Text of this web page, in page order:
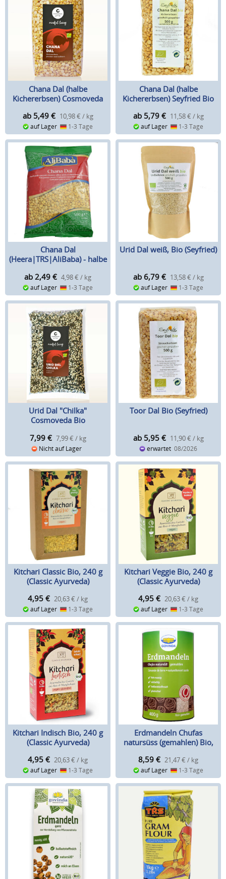
Chana Dal (halbe
Kichererbsen) Cosmoveda
ab 5,49 € 10,98 € / kg
auf Lager 1-3 Tage
Chana Dal (halbe
Kichererbsen) Seyfried Bio
ab 5,79 € 11,58 € / kg
auf Lager 1-3 Tage
Chana Dal
(Heera|TRS|AliBaba) - halbe
ab 2,49 € 4,98 € / kg
auf Lager 1-3 Tage
Urid Dal weiß, Bio (Seyfried)
ab 6,79 € 13,58 € / kg
auf Lager 1-3 Tage
Urid Dal "Chilka"
Cosmoveda Bio
7,99 € 7,99 € / kg
Nicht auf Lager
Toor Dal Bio (Seyfried)
ab 5,95 € 11,90 € / kg
erwartet 08/2026
Kitchari Classic Bio, 240 g
(Classic Ayurveda)
4,95 € 20,63 € / kg
auf Lager 1-3 Tage
Kitchari Veggie Bio, 240 g
(Classic Ayurveda)
4,95 € 20,63 € / kg
auf Lager 1-3 Tage
Kitchari Indisch Bio, 240 g
(Classic Ayurveda)
4,95 € 20,63 € / kg
auf Lager 1-3 Tage
Erdmandeln Chufas
natursüss (gemahlen) Bio,
8,59 € 21,47 € / kg
auf Lager 1-3 Tage